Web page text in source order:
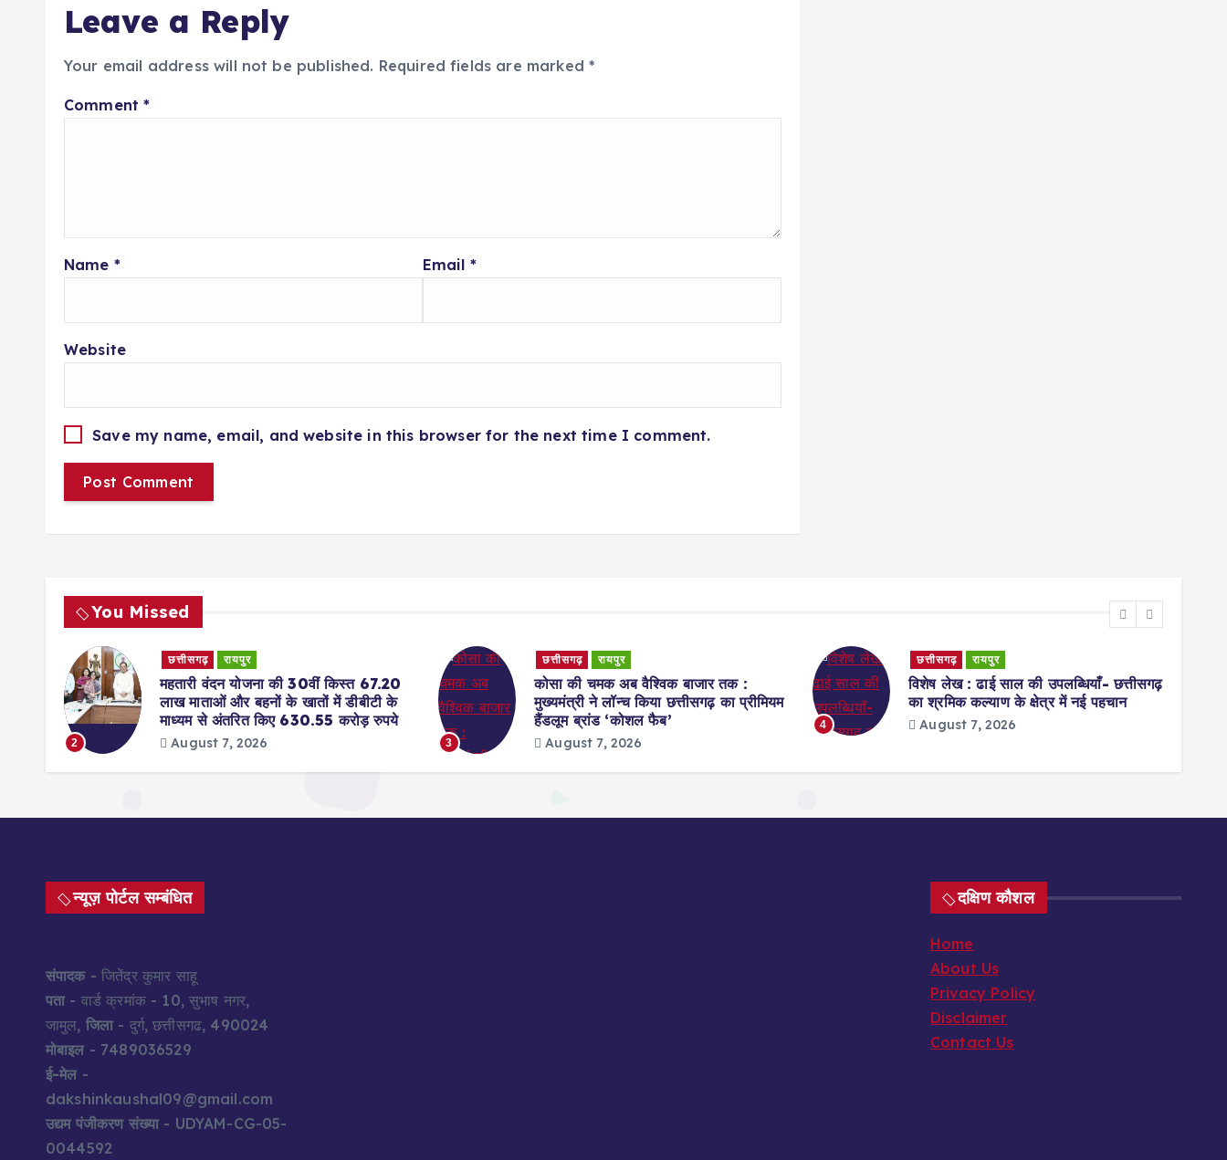
Leave a Reply
Your email address will not be published. Required fields are marked*
Comment*
Name * Email *
Website
Save my name, email, and website in this browser for the next time I comment.
You Missed
2
छत्तीसगढ़ रायपुर
महतारी वंदन योजना की 30वीं किस्त 67.20
लाख माताओं और बहनों के खातों में डीबीटी के
माध्यम से अंतरित किए 630.55 करोड़ रुपये
August 7, 2026 3
छत्तीसगढ़ रायपुर
कोसा की चमक अब वैश्विक बाजार तक :
मुख्यमंत्री ने लॉन्च किया छत्तीसगढ़ का प्रीमियम
हैंडलूम ब्रांड ‘कोशल फैब’
August 7, 2026
4
छत्तीसगढ़ रायपुर
विशेष लेख : ढाई साल की उपलब्धियाँ- छत्तीसगढ़
का श्रमिक कल्याण के क्षेत्र में नई पहचान
August 7, 2026
न्यूज़ पोर्टल सम्बंधित
संपादक- जितेंद्र कुमार साहू
पता- वार्ड क्रमांक - 10, सुभाष नगर,
जामुल, जिला- दुर्ग, छत्तीसगढ, 490024
मोबाइल - 7489036529
ई-मेल -
dakshinkaushal09@gmail.com
उद्यम पंजीकरण संख्या- UDYAM-CG-05-
0044592
दक्षिण कौशल
Home
About Us
Privacy Policy
Disclaimer
Contact Us